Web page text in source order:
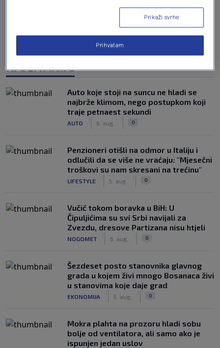
NAJČITANIJE
Auto koje stoji na suncu ne hladi se
najbrže klimom, nego postupkom koji
traje petnaest sekundi
AUTO 6. aug. 0
Penzioneri otišli na odmor u Italiju i
odlučili da se više ne vraćaju: "Mjesečni
troškovi su nam skresani na trećinu"
LIFESTYLE 5. aug. 0
Vučić tokom boravka u BiH: U
Čipuljićima su svi Srbi navijali za
Zvezdu, dresove Partizana nisu htjeli
NOGOMET 6. aug. 0
Šezdeset posto stanovnika glavnog
grada u kojem živi mnogo Bosanaca živi
u stanovima koje daje grad
EKONOMIJA 5. aug. 0
Mokra plahta na prozoru hladi sobu
bolje od ventilatora, ali samo ako je
ispunjen jedan uslov
Prikaži svrhe
Prihvatam